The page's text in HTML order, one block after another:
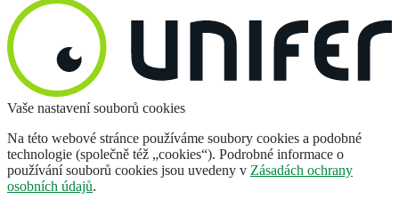
Vaše nastavení souborů cookies
Na této webové stránce používáme soubory cookies a podobné
technologie (společně též „cookies“). Podrobné informace o
používání souborů cookies jsou uvedeny v Zásadách ochrany
osobních údajů.